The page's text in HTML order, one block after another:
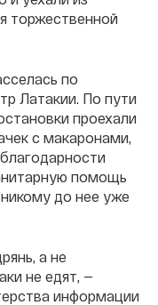
торжественной
по
Латакии. По пути
проехали
с макаронами,
помощь
до нее уже
а не
не едят, —
информации